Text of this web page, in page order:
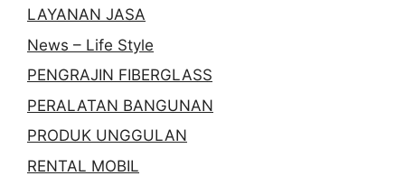
LAYANAN JASA
News – Life Style
PENGRAJIN FIBERGLASS
PERALATAN BANGUNAN
PRODUK UNGGULAN
RENTAL MOBIL